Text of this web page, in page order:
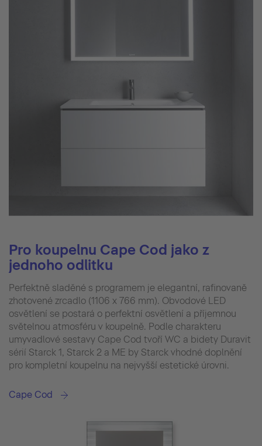
Pro koupelnu Cape Cod jako z
jednoho odlitku
Perfektně sladěné s programem je elegantní, rafinovaně
zhotovené zrcadlo (1106 x 766 mm). Obvodové LED
osvětlení se postará o perfektní osvětlení a příjemnou
světelnou atmosféru v koupelně. Podle charakteru
umyvadlové sestavy Cape Cod tvoří WC a bidety Duravit
sérií Starck 1, Starck 2 a ME by Starck vhodné doplnění
pro kompletní koupelnu na nejvyšší estetické úrovni.
Cape Cod